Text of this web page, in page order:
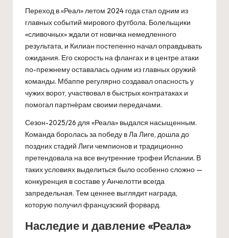
Переход в «Реал» летом 2024 года стал одним из
главных событий мирового футбола. Болельщики
«сливочных» ждали от новичка немедленного
результата, и Килиан постепенно начал оправдывать
ожидания. Его скорость на флангах и в центре атаки
по-прежнему оставалась одним из главных оружий
команды. Мбаппе регулярно создавал опасность у
чужих ворот, участвовал в быстрых контратаках и
помогал партнёрам своими передачами.
Сезон-2025/26 для «Реала» выдался насыщенным.
Команда боролась за победу в Ла Лиге, дошла до
поздних стадий Лиги чемпионов и традиционно
претендовала на все внутренние трофеи Испании. В
таких условиях выделиться было особенно сложно —
конкуренция в составе у Анчелотти всегда
запредельная. Тем ценнее выглядит награда,
которую получил французский форвард.
Наследие и давление «Реала»